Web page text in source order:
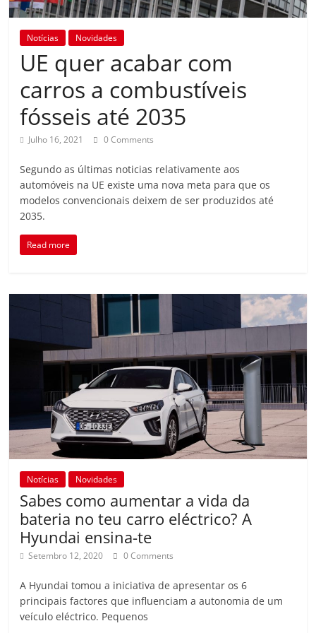
Notícias Novidades
UE quer acabar com
carros a combustíveis
fósseis até 2035
Julho 16, 2021 0 Comments
Segundo as últimas noticias relativamente aos
automóveis na UE existe uma nova meta para que os
modelos convencionais deixem de ser produzidos até
2035.
Read more
Notícias Novidades
Sabes como aumentar a vida da
bateria no teu carro eléctrico? A
Hyundai ensina-te
Setembro 12, 2020 0 Comments
A Hyundai tomou a iniciativa de apresentar os 6
principais factores que influenciam a autonomia de um
veículo eléctrico. Pequenos